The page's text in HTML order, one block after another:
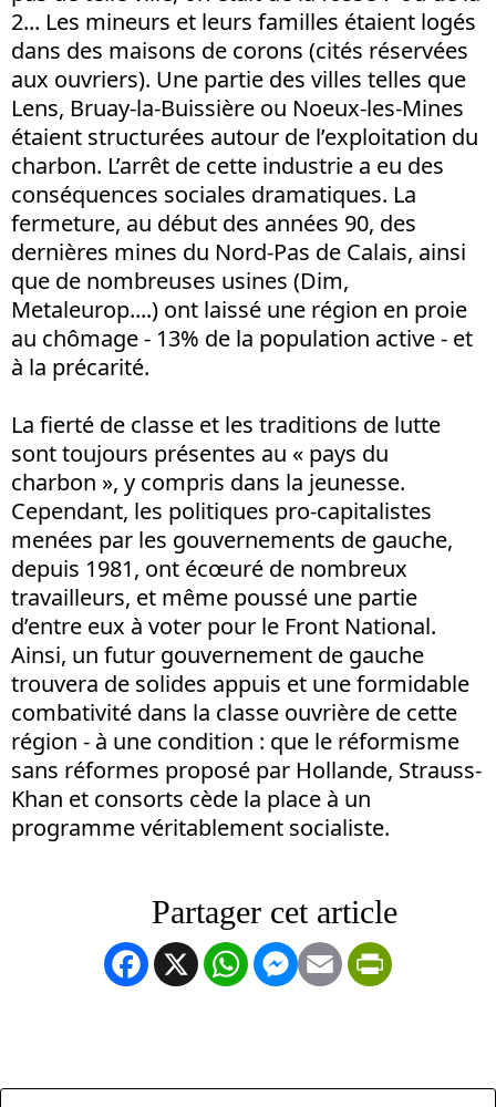
2... Les mineurs et leurs familles étaient logés
dans des maisons de corons (cités réservées
aux ouvriers). Une partie des villes telles que
Lens, Bruay-la-Buissière ou Noeux-les-Mines
étaient structurées autour de l’exploitation du
charbon. L’arrêt de cette industrie a eu des
conséquences sociales dramatiques. La
fermeture, au début des années 90, des
dernières mines du Nord-Pas de Calais, ainsi
que de nombreuses usines (Dim,
Metaleurop....) ont laissé une région en proie
au chômage - 13% de la population active - et
à la précarité.
La fierté de classe et les traditions de lutte
sont toujours présentes au « pays du
charbon », y compris dans la jeunesse.
Cependant, les politiques pro-capitalistes
menées par les gouvernements de gauche,
depuis 1981, ont écœuré de nombreux
travailleurs, et même poussé une partie
d’entre eux à voter pour le Front National.
Ainsi, un futur gouvernement de gauche
trouvera de solides appuis et une formidable
combativité dans la classe ouvrière de cette
région - à une condition : que le réformisme
sans réformes proposé par Hollande, Strauss-
Khan et consorts cède la place à un
programme véritablement socialiste.
Facebook
X WhatsApp
Messenger
Email